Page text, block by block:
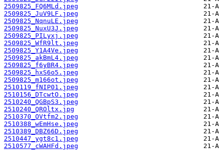
2509825_FQ6MLd.jpeg
2509825_JuV9LF.jpeg
2509825_NqnuLE.jpeg
2509825_NuxU3J.jpeg
2509825_PILyxj.jpeg
2509825_WfR9lt.jpeg
2509825_Y1A4Ve.jpeg
2509825_akBmL4.jpeg
2509825_f6yBR4.jpeg
2509825_hxS6o5.jpeg
2509825_m166ot.jpeg
2510119_fNIP01.jpeg
2510156_DTcwtO.jpeg
2510240_QGBpS3.jpeg
2510240_QROltx.jpg
2510370_OVtfm2.jpeg
2510388_wEmHse.jpeg
2510389_DBZ66D.jpeg
2510447_ygt8c1.jpeg
2510577_cWAHFd.jpeg